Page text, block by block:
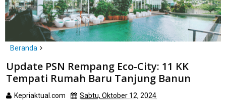
Beranda
Batam
Update PSN Rempang Eco-City: 11 KK Tempati Rumah Baru
Tanjung Banun
Update PSN Rempang Eco-City: 11 KK
Tempati Rumah Baru Tanjung Banun
Kepriaktual.com Sabtu, Oktober 12, 2024